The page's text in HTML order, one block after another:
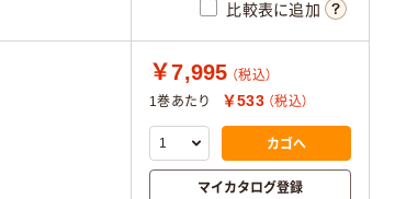
比較表に追加
￥7,995 （税込）
1巻あたり
￥533 （税込）
カゴへ
マイカタログ登録